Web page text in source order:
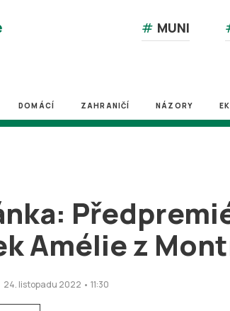
# MUNI
DOMÁCÍ ZAHRANIČÍ NÁZORY
Amélie z
24. listopadu 2022 • 11:30